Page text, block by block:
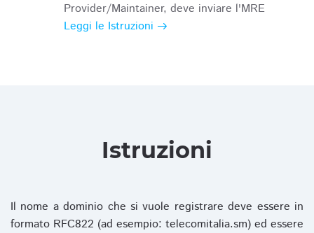
Provider/Maintainer, deve inviare l'MRE
Leggi le Istruzioni
Istruzioni
Il nome a dominio che si vuole registrare deve essere in
formato RFC822 (ad esempio: telecomitalia.sm) ed essere